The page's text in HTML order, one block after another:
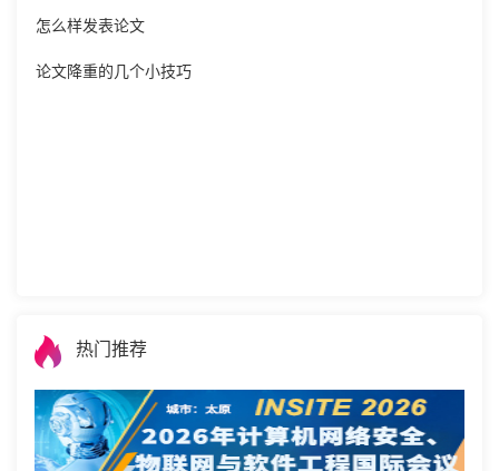
怎么样发表论文
论文降重的几个小技巧
热门推荐